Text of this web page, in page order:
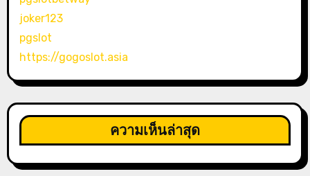
joker123
pgslot
https://gogoslot.asia
ความเห็นล่าสุด